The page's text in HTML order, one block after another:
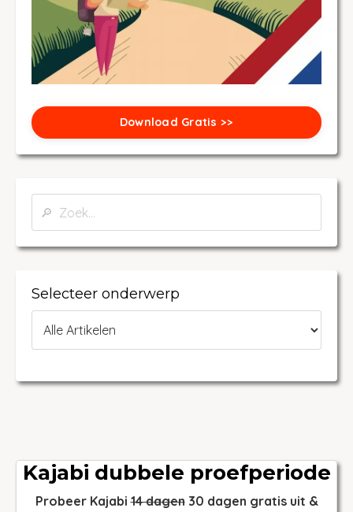
Download Gratis >>
Selecteer onderwerp
Kajabi dubbele proefperiode
Probeer Kajabi14 dagen30 dagen gratis uit &